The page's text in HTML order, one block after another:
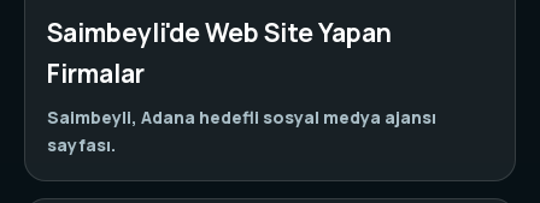
Saimbeyli'de Web Site Yapan
Firmalar
Saimbeyli, Adana hedefli sosyal medya ajansı
sayfası.